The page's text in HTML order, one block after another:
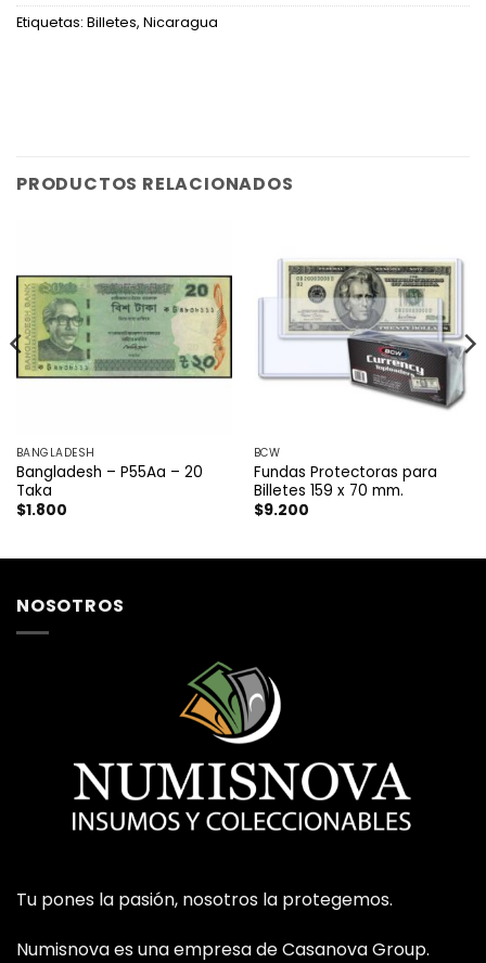
Etiquetas: Billetes, Nicaragua
PRODUCTOS RELACIONADOS
BANGLADESH
Bangladesh – P55Aa – 20
Taka
$1.800
BCW
Fundas Protectoras para
Billetes 159 x 70 mm.
$9.200
NOSOTROS
Tu pones la pasión, nosotros la protegemos.
Numisnova es una empresa de Casanova Group.